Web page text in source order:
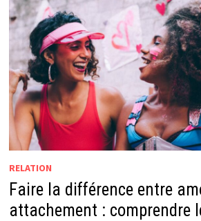
RELATION
Faire la différence entre
attachement : comprendre